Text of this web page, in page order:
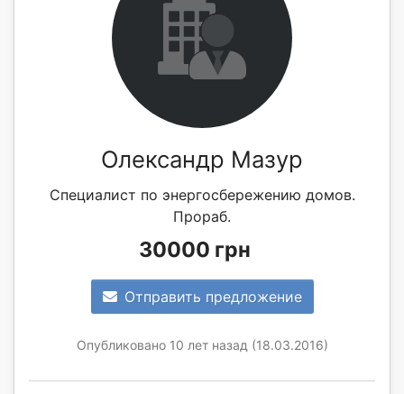
Олександр Мазур
Специалист по энергосбережению домов.
Прораб.
30000 грн
Отправить предложение
Опубликовано 10 лет назад (18.03.2016)